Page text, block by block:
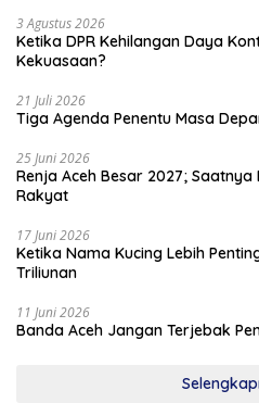
3 Agustus 2026
Ketika DPR Kehilangan Daya
Kekuasaan?
21 Juli 2026
Tiga Agenda Penentu Masa
25 Juni 2026
Renja Aceh Besar 2027;
Rakyat
17 Juni 2026
Ketika Nama Kucing Lebih
Triliunan
11 Juni 2026
Banda Aceh Jangan Terjebak